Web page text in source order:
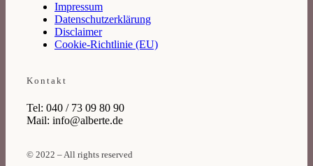
Impressum
Datenschutzerklärung
Disclaimer
Cookie-Richtlinie (EU)
Kontakt
Tel: 040 / 73 09 80 90
Mail: info@alberte.de
© 2022 – All rights reserved